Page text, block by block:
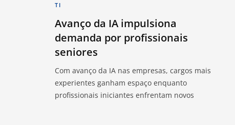
TI
Avanço da IA impulsiona
demanda por profissionais
seniores
Com avanço da IA nas empresas, cargos mais
experientes ganham espaço enquanto
profissionais iniciantes enfrentam novos